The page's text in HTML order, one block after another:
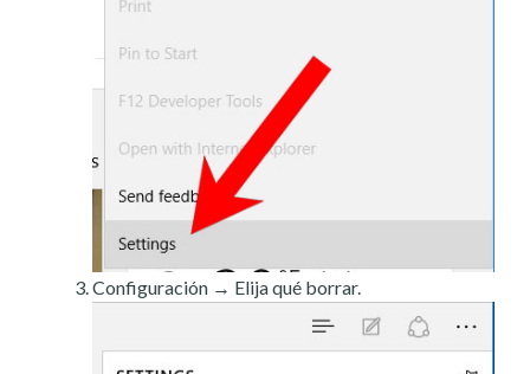
Configuración → Elija qué borrar.